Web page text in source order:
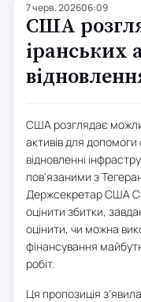
7 черв. 202606:09
США
іранських
США розглядає
активів для
відновленні
пов'язаними з
Держсекретар США
оцінити збитки,
оцінити, чи можна
фінансування
робіт.
Ця пропозиція